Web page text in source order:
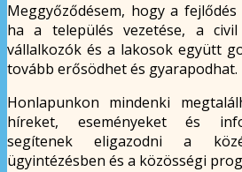
Meggyőződésem, hogy a
ha a település vezetése, a
vállalkozók és a lakosok együtt
tovább erősödhet és gyarapodhat.
Honlapunkon mindenki
híreket, eseményeket és
segítenek eligazodni a
ügyintézésben és a közösségi